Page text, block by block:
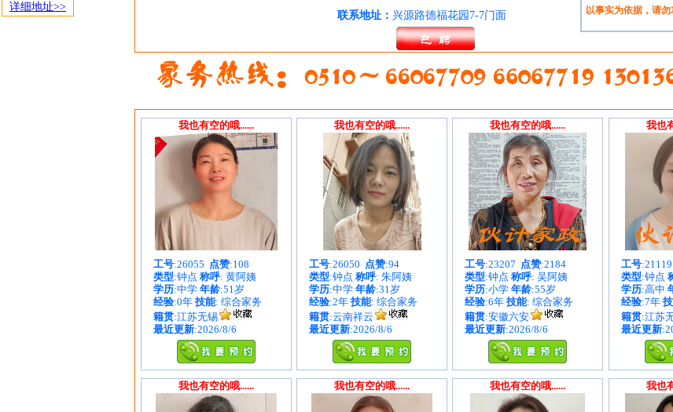
联系地址： 兴源路德福花园7-7门面 以事实为依据，请
我也有空的哦......
工号:26055 点赞:108
类型:钟点 称呼: 黄阿姨
学历:中学 年龄:51岁
经验:0年 技能: 综合家务
籍贯:江苏无锡
最近更新:2026/8/6
我也有空的哦......
工号:26050 点赞:94
类型:钟点 称呼: 朱阿姨
学历:中学 年龄:31岁
经验:2年 技能: 综合家务
籍贯:云南祥云
最近更新:2026/8/6
我也有空的哦......
工号:23207 点赞:2184
类型:钟点 称呼: 吴阿姨
学历:小学 年龄:55岁
经验:6年 技能: 综合家务
籍贯:安徽六安
最近更新:2026/8/6
我也
工号:21119
类型:钟点
学历:高中
经验:7年
籍贯:江苏
最近更新
我也有空的哦...... 我也有空的哦...... 我也有空的哦...... 我也
详细地址>>
详细地址>>